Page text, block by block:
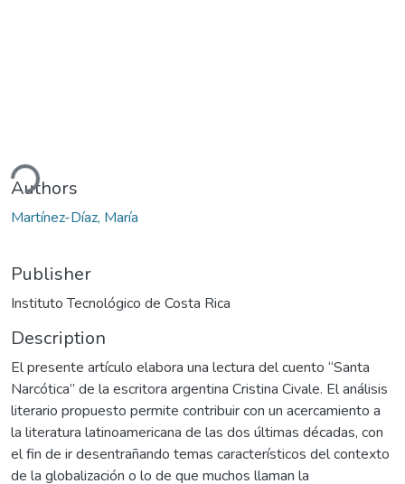
Authors
Martínez-Díaz, María
Publisher
Instituto Tecnológico de Costa Rica
Description
El presente artículo elabora una lectura del cuento “Santa
Narcótica” de la escritora argentina Cristina Civale. El análisis
literario propuesto permite contribuir con un acercamiento a
la literatura latinoamericana de las dos últimas décadas, con
el fin de ir desentrañando temas característicos del contexto
de la globalización o lo de que muchos llaman la